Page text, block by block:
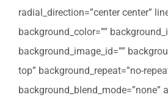
radial_direction=”center center”
background_color=””
background_image_id=””
top” background_repeat=”no-
background_blend_mode=”none”